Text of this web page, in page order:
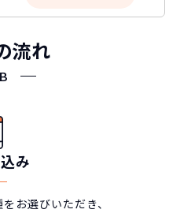
流れ
み
お選びいただき、